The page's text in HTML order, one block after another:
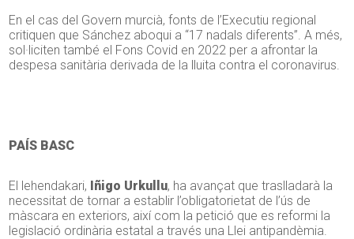
En el cas del Govern murcià, fonts de l’Executiu regional
critiquen que Sánchez aboqui a “17 nadals diferents”. A més,
sol·liciten també el Fons Covid en 2022 per a afrontar la
despesa sanitària derivada de la lluita contra el coronavirus.
PAÍS BASC
El lehendakari, Iñigo Urkullu, ha avançat que traslladarà la
necessitat de tornar a establir l’obligatorietat de l’ús de
màscara en exteriors, així com la petició que es reformi la
legislació ordinària estatal a través una Llei antipandèmia.